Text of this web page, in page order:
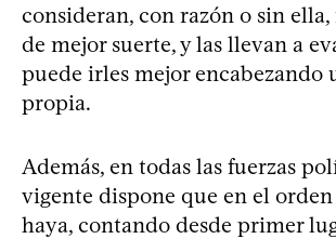
consideran, con razón o sin
de mejor suerte, y las llevan a
puede irles mejor encabezando
propia.
Además, en todas las fuerzas
vigente dispone que en el orden
haya, contando desde primer